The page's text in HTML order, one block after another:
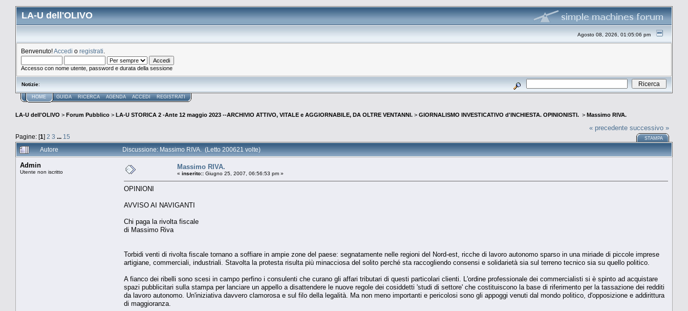
LA-U dell'OLIVO
Agosto 08, 2026, 01:05:06 pm
Benvenuto!Accedi o registrati
Accesso con nome utente, password e durata della sessione
Notizie:
HOME GUIDA RICERCA AGENDA ACCEDI REGISTRATI
LA-U dell'OLIVO > Forum Pubblico > LA-U STORICA 2 -Ante 12 maggio 2023 --ARCHIVIO ATTIVO, VITALE e AGGIORNABILE, DA OLTRE VENTANNI. > GIORNALISMO INVESTICATIVO d'INCHIESTA. OPINIONISTI. > Massimo RIVA.
Pagine: [1] 2 3 ... 15
« precedente successivo »
STAMPA
Autore Discussione: Massimo RIVA. (Letto 200621 volte)
Admin
Utente non iscritto
Massimo RIVA.
« inserito:: Giugno 25, 2007, 06:56:53 pm »
OPINIONI
AVVISO AI NAVIGANTI
Chi paga la rivolta fiscale
di Massimo Riva
Torbidi venti di rivolta fiscale tornano a soffiare in ampie zone del paese: segnatamente nelle regioni del Nord-est, ricche di lavoro autonomo sparso in una miriade di piccole imprese
artigiane, commerciali, industriali. Stavolta la protesta risulta più minacciosa del solito perché sta raccogliendo consensi e solidarietà sia sul terreno tecnico sia su quello politico.
A fianco dei ribelli sono scesi in campo perfino i consulenti che curano gli affari tributari di questi particolari clienti. L'ordine professionale dei commercialisti si è spinto ad acquistare
spazi pubblicitari sulla stampa per lanciare un appello a disattendere le nuove regole dei cosiddetti 'studi di settore' che costituiscono la base di riferimento per la tassazione dei redditi
da lavoro autonomo. Un'iniziativa davvero clamorosa e sul filo della legalità. Ma non meno importanti e pericolosi sono gli appoggi venuti dal mondo politico, d'opposizione e addirittura
di maggioranza.